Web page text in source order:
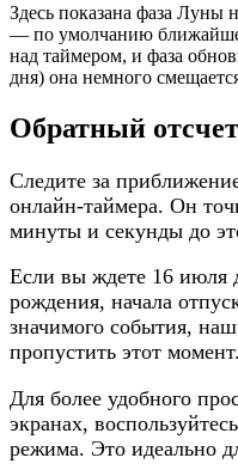
Здесь показана фаза Луны
— по умолчанию
над таймером, и фаза
дня) она немного
Обратный
Следите за
онлайн-таймера. Он
минуты и секунды до
Если вы ждете 16 июля
рождения, начала
значимого события,
пропустить этот момент.
Для более удобного
экранах,
режима. Это идеально